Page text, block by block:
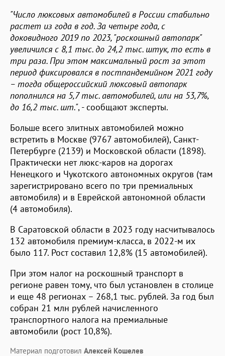
"Число люксовых автомобилей в России стабильно
растет из года в год. За четыре года, с
доковидного 2019 по 2023, "роскошный автопарк"
увеличился с 8,1 тыс. до 24,2 тыс. штук, то есть в
три раза. При этом максимальный рост за этот
период фиксировался в постпандемийном 2021 году
– тогда общероссийский люксовый автопарк
пополнился на 5,7 тыс. автомобилей, или на 53,7%,
до 16,2 тыс. шт.", - сообщают эксперты.
Больше всего элитных автомобилей можно
встретить в Москве (9767 автомобилей), Санкт-
Петербурге (2139) и Московской области (1898).
Практически нет люкс-каров на дорогах
Ненецкого и Чукотского автономных округов (там
зарегистрировано всего по три премиальных
автомобиля) и в Еврейской автономной области
(4 автомобиля).
В Саратовской области в 2023 году насчитывалось
132 автомобиля премиум-класса, в 2022-м их
было 117. Рост составил 12,8% (15 автомобилей).
При этом налог на роскошный транспорт в
регионе равен тому, что был установлен в столице
и еще 48 регионах – 268,1 тыс. рублей. За год был
собран 21 млн рублей начисленного
транспортного налога на премиальные
автомобили (рост 10,8%).
Материал подготовил Алексей Кошелев